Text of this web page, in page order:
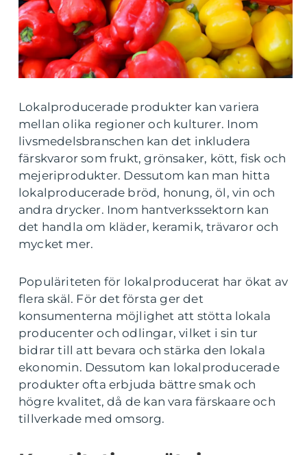
Lokalproducerade produkter kan variera
mellan olika regioner och kulturer. Inom
livsmedelsbranschen kan det inkludera
färskvaror som frukt, grönsaker, kött, fisk och
mejeriprodukter. Dessutom kan man hitta
lokalproducerade bröd, honung, öl, vin och
andra drycker. Inom hantverkssektorn kan
det handla om kläder, keramik, trävaror och
mycket mer.
Populäriteten för lokalproducerat har ökat av
flera skäl. För det första ger det
konsumenterna möjlighet att stötta lokala
producenter och odlingar, vilket i sin tur
bidrar till att bevara och stärka den lokala
ekonomin. Dessutom kan lokalproducerade
produkter ofta erbjuda bättre smak och
högre kvalitet, då de kan vara färskaare och
tillverkade med omsorg.